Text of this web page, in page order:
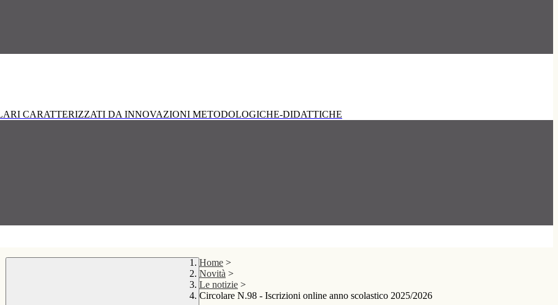
CARATTERIZZATI DA INNOVAZIONI METODOLOGICHE-DIDATTICHE
Home >
Novità >
Le notizie >
Circolare N.98 - Iscrizioni online anno scolastico 2025/2026